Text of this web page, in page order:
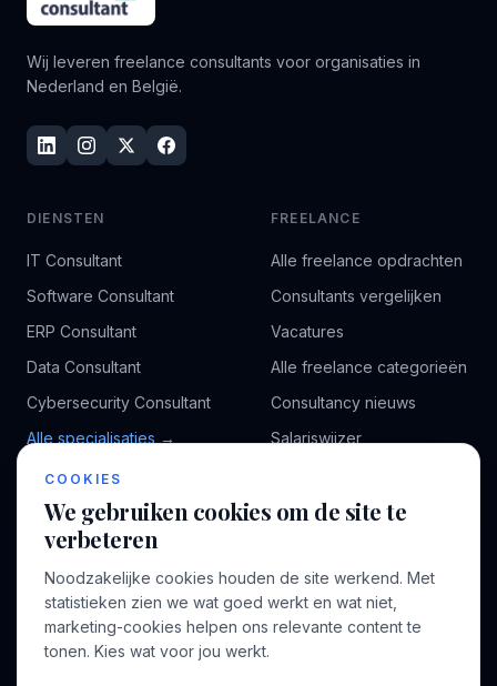
Wij leveren freelance consultants voor organisaties in
Nederland en België.
DIENSTEN
IT Consultant
Software Consultant
ERP Consultant
Data Consultant
Cybersecurity Consultant
Alle specialisaties →
FREELANCE
Alle freelance opdrachten
Consultants vergelijken
Vacatures
Alle freelance categorieën
Consultancy nieuws
Salariswijzer
BEDRIJF
Over ons
Voor opdrachtgevers
Profiel aanmaken
COOKIES
We gebruiken cookies om de site te
verbeteren
Noodzakelijke cookies houden de site werkend. Met
statistieken zien we wat goed werkt en wat niet,
marketing-cookies helpen ons relevante content te
tonen. Kies wat voor jou werkt.